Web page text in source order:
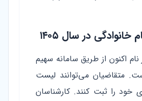
خانوادگی در سال ۱۴۰۵
اکنون از طریق سامانه سهیم
متقاضیان می‌توانند لیست
خود را ثبت کنند. کارشناسان